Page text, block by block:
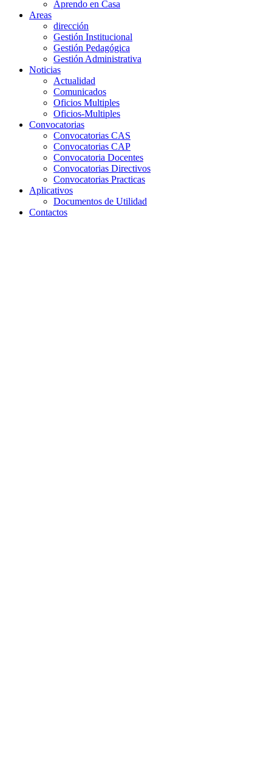
Aprendo en Casa
Areas
dirección
Gestión Institucional
Gestión Pedagógica
Gestión Administrativa
Noticias
Actualidad
Comunicados
Oficios Multiples
Oficios-Multiples
Convocatorias
Convocatorias CAS
Convocatorias CAP
Convocatoria Docentes
Convocatorias Directivos
Convocatorias Practicas
Aplicativos
Documentos de Utilidad
Contactos